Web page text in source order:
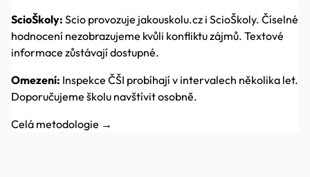
ScioŠkoly: Scio provozuje jakouskolu.cz i ScioŠkoly. Číselné
hodnocení nezobrazujeme kvůli konfliktu zájmů. Textové
informace zůstávají dostupné.
Omezení: Inspekce ČŠI probíhají v intervalech několika let.
Doporučujeme školu navštívit osobně.
Celá metodologie →